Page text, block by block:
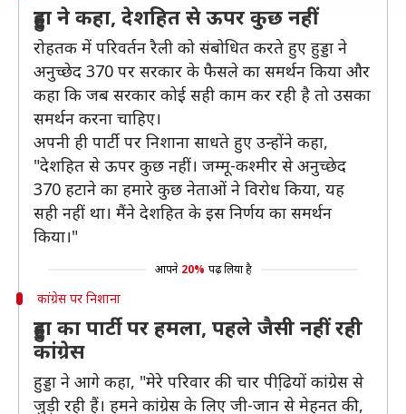
हुड्डा ने कहा, देशहित से ऊपर कुछ नहीं
रोहतक में परिवर्तन रैली को संबोधित करते हुए हुड्डा ने
अनुच्छेद 370 पर सरकार के फैसले का समर्थन किया और
कहा कि जब सरकार कोई सही काम कर रही है तो उसका
समर्थन करना चाहिए।
अपनी ही पार्टी पर निशाना साधते हुए उन्होंने कहा,
"देशहित से ऊपर कुछ नहीं। जम्‍मू-कश्‍मीर से अनुच्‍छेद
370 हटाने का हमारे कुछ नेताओं ने विरोध किया, यह
सही नहीं था। मैंने देशहि‍त के इस निर्णय का समर्थन
किया।"
आपने 20% पढ़ लिया है
कांग्रेस पर निशाना
हुड्डा का पार्टी पर हमला, पहले जैसी नहीं रही
कांग्रेस
हुड्डा ने आगे कहा, "मेरे परिवार की चार पीढि़यों कांग्रेस से
जुड़ी रही हैं। हमने कांग्रेस के लिए जी-जान से मेहनत की,